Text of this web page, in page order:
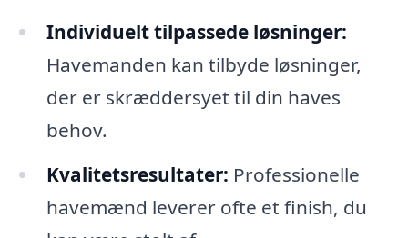
Individuelt tilpassede løsninger:
Havemanden kan tilbyde løsninger,
der er skræddersyet til din haves
behov.
Kvalitetsresultater: Professionelle
havemænd leverer ofte et finish, du